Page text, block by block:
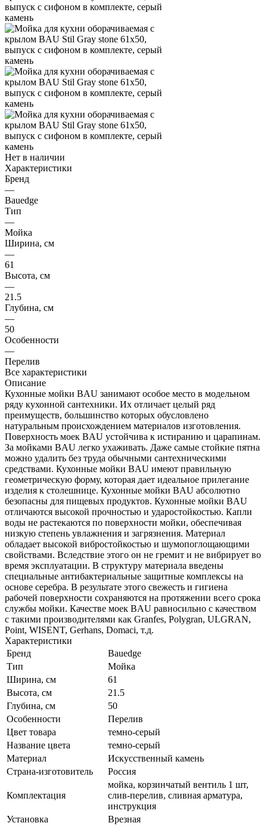
Нет в наличии
Характеристики
Бренд
—
Bauedge
Тип
—
Мойка
Ширина, см
—
61
Высота, см
—
21.5
Глубина, см
—
50
Особенности
—
Перелив
Все характеристики
Описание
Кухонные мойки BAU занимают особое место в модельном
ряду кухонной сантехники. Их отличает целый ряд
преимуществ, большинство которых обусловлено
натуральным происхождением материалов изготовления.
Поверхность моек BAU устойчива к истиранию и царапинам.
За мойками BAU легко ухаживать. Даже самые стойкие пятна
можно удалить без труда обычными сантехническими
средствами. Кухонные мойки BAU имеют правильную
геометрическую форму, которая дает идеальное прилегание
изделия к столешнице. Кухонные мойки BAU абсолютно
безопасны для пищевых продуктов. Кухонные мойки BAU
отличаются высокой прочностью и ударостойкостью. Капли
воды не растекаются по поверхности мойки, обеспечивая
низкую степень увлажнения и загрязнения. Материал
обладает высокой вибростойкостью и шумопоглощающими
свойствами. Вследствие этого он не гремит и не вибрирует во
время эксплуатации. В структуру материала введены
специальные антибактериальные защитные комплексы на
основе серебра. В результате этого свежесть и гигиена
рабочей поверхности сохраняются на протяжении всего срока
службы мойки. Качестве моек BAU равносильно с качеством
с такими производителями как Granfes, Polygran, ULGRAN,
Point, WISENT, Gerhans, Domaci, т.д.
Характеристики
Бренд
Bauedge
Тип
Мойка
Ширина, см
61
Высота, см
21.5
Глубина, см
50
Особенности
Перелив
Цвет товара
темно-серый
Название цвета
темно-серый
Материал
Искусственный камень
Страна-изготовитель
Россия
Комплектация
мойка, корзинчатый вентиль 1 шт,
слив-перелив, сливная арматура,
инструкция
Установка
Врезная